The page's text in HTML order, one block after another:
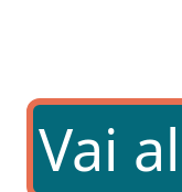
Vai